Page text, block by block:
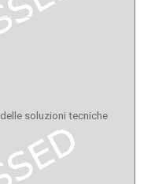
soluzioni tecniche